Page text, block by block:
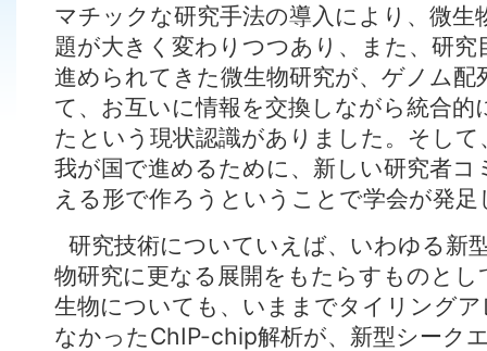
マチックな研究手法の導入により、微生
題が大きく変わりつつあり、また、研
進められてきた微生物研究が、ゲノム配
て、お互いに情報を交換しながら統合
たという現状認識がありました。そし
我が国で進めるために、新しい研究者
える形で作ろうということで学会が発
研究技術についていえば、いわゆる新
物研究に更なる展開をもたらすものと
生物についても、いままでタイリング
なかったChIP-chip解析が、新型シーク